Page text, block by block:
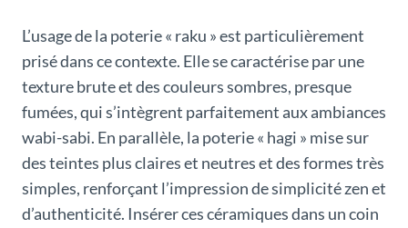
L’usage de la poterie « raku » est particulièrement
prisé dans ce contexte. Elle se caractérise par une
texture brute et des couleurs sombres, presque
fumées, qui s’intègrent parfaitement aux ambiances
wabi-sabi. En parallèle, la poterie « hagi » mise sur
des teintes plus claires et neutres et des formes très
simples, renforçant l’impression de simplicité zen et
d’authenticité. Insérer ces céramiques dans un coin